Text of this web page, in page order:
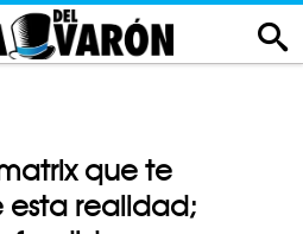
que te
esta realidad;